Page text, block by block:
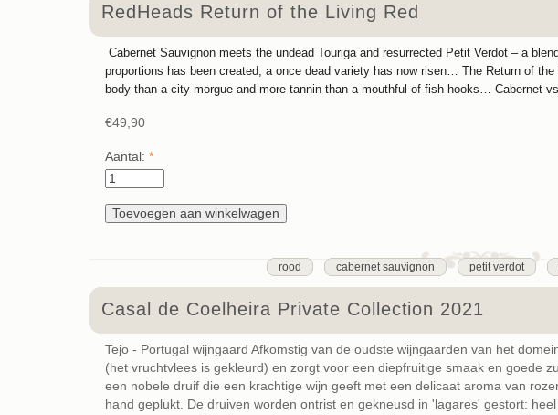
RedHeads Return of the Living Red
Cabernet Sauvignon meets the undead Touriga and resurrected Petit Verdot – a
proportions has been created, a once dead variety has now risen… The Return of
body than a city morgue and more tannin than a mouthful of fish hooks… Cabernet
€49,90
Aantal: *
rood cabernet sauvignon petit verdot
Casal de Coelheira Private Collection 2021
Tejo - Portugal wijngaard Afkomstig van de oudste wijngaarden van het
(het vruchtvlees is gekleurd) en zorgt voor een diepfruitige smaak en goede
een nobele druif die een krachtige wijn geeft met een delicaat aroma van
hand geplukt. De druiven worden ontrist en gekneusd in 'lagares' gestort: